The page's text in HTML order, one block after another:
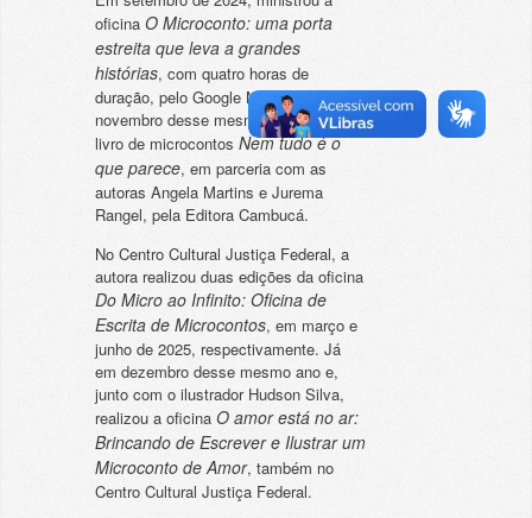
oficinaO Microconto: uma porta
estreita que leva a grandes
histórias, com quatro horas de
duração, pelo Google Meet, e em
novembro desse mesmo ano, lançou o
livro de microcontosNem tudo é o
que parece, em parceria com as
autoras Angela Martins e Jurema
Rangel, pela Editora Cambucá.
No Centro Cultural Justiça Federal, a
autora realizou duas edições da oficina
Do Micro ao Infinito: Oficina de
Escrita de Microcontos, em março e
junho de 2025, respectivamente. Já
em dezembro desse mesmo ano e,
junto com o ilustrador Hudson Silva,
realizou a oficinaO amor está no ar:
Brincando de Escrever e Ilustrar um
Microconto de Amor, também no
Centro Cultural Justiça Federal.